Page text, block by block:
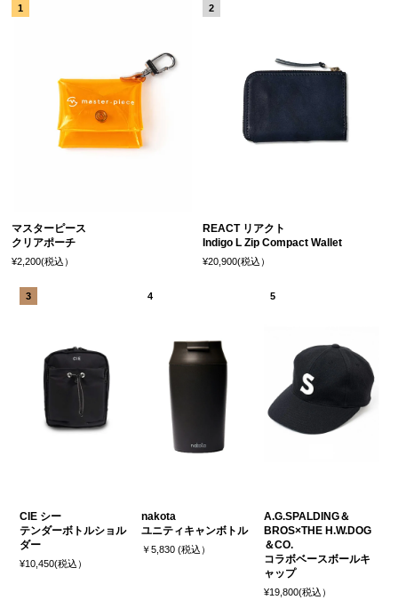
マスターピース
クリアポーチ
¥2,200(税込）
REACT リアクト
Indigo L Zip Compact Wallet
¥20,900(税込）
CIE シー
テンダーボトルショル
ダー
¥10,450(税込）
nakota
ユニティキャンボトル
￥5,830 (税込）
A.G.SPALDING＆
BROS×THE H.W.DOG
＆CO.
コラボベースボールキ
ャップ
¥19,800(税込）